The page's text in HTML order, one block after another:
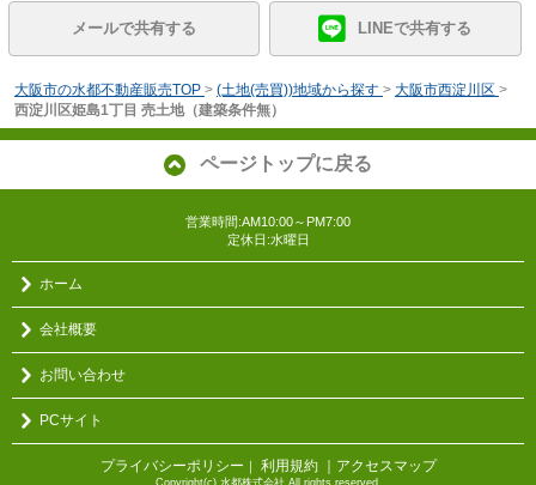
メールで共有する LINEで共有する
大阪市の水都不動産販売TOP > (土地(売買))地域から探す > 大阪市西淀川区 >
西淀川区姫島1丁目 売土地（建築条件無）
ページトップに戻る
営業時間:AM10:00～PM7:00
定休日:水曜日
ホーム
会社概要
お問い合わせ
PCサイト
プライバシーポリシー ｜ 利用規約 ｜アクセスマップ
Copyright(c) 水都株式会社 All rights reserved.